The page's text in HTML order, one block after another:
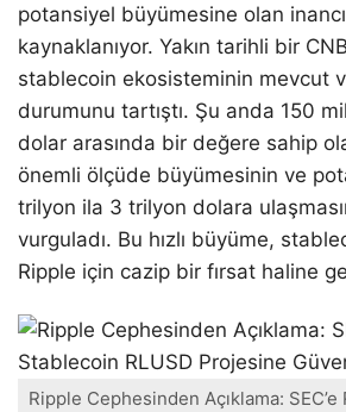
potansiyel büyümesine olan
kaynaklanıyor. Yakın tarihli bir
stablecoin ekosisteminin mevcut
durumunu tartıştı. Şu anda 150
dolar arasında bir değere sahip
önemli ölçüde büyümesinin ve
trilyon ila 3 trilyon dolara
vurguladı. Bu hızlı büyüme,
Ripple için cazip bir fırsat haline
Ripple Cephesinden Açıklama: